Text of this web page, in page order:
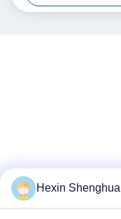
Hexin Shenghua